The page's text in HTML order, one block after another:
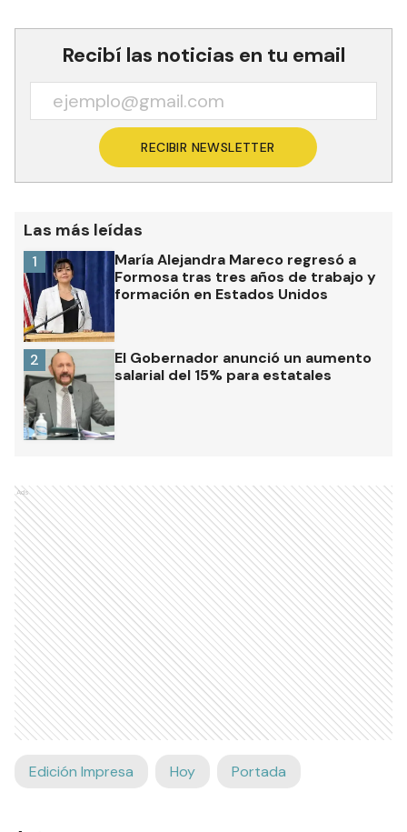
Recibí las noticias en tu email
RECIBIR NEWSLETTER
Las más leídas
María Alejandra Mareco regresó a
Formosa tras tres años de trabajo y
formación en Estados Unidos
1
El Gobernador anunció un aumento
salarial del 15% para estatales
2
Ads
Edición Impresa Hoy Portada